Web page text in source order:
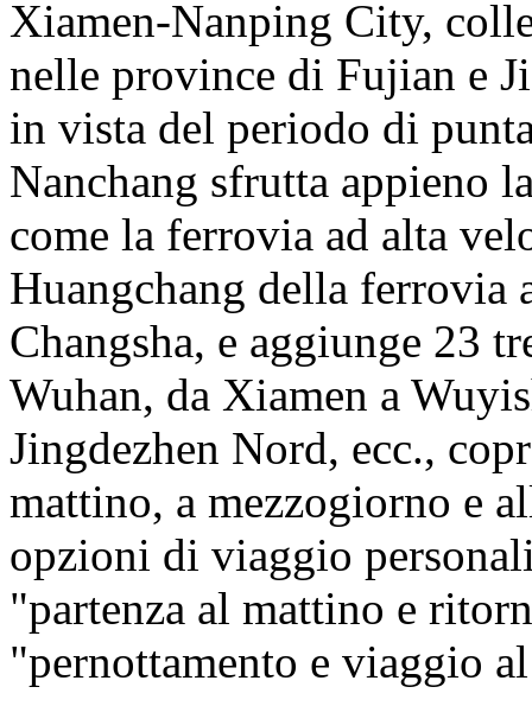
Xiamen-Nanping City,
nelle province di Fujian e
in vista del periodo di
Nanchang sfrutta appieno
come la ferrovia ad alta
Huangchang della ferrovia
Changsha, e aggiunge 23
Wuhan, da Xiamen a
Jingdezhen Nord, ecc.,
mattino, a mezzogiorno e
opzioni di viaggio
"partenza al mattino e
"pernottamento e viaggio